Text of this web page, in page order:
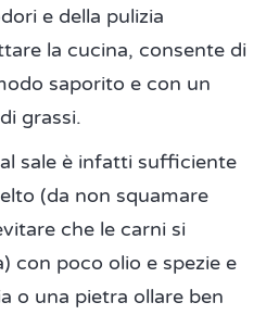
e della pulizia
la cucina, consente di
saporito e con un
grassi.
sale è infatti sufficiente
(da non squamare
che le carni si
con poco olio e spezie e
o una pietra ollare ben